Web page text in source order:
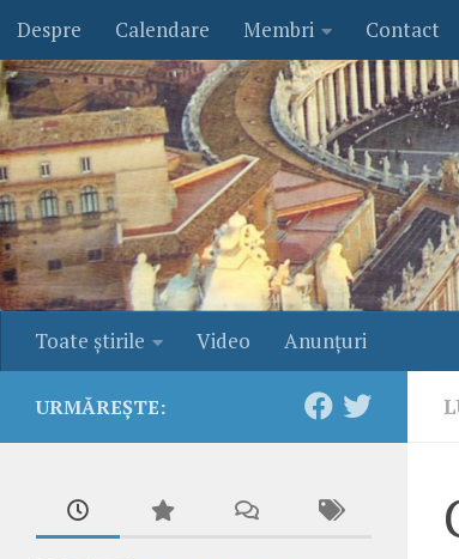
Skip to content
Despre Calendare Membri Contact
Toate ştirile Video Anunţuri
URMĂREȘTE: